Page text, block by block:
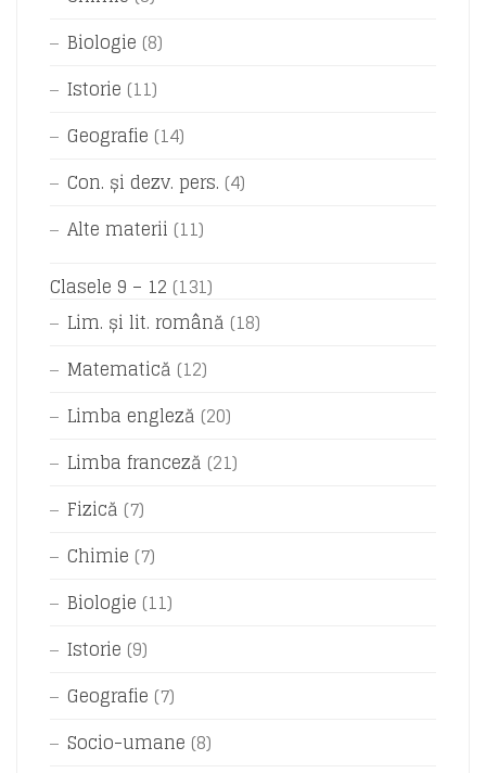
Biologie (8)
Istorie (11)
Geografie (14)
Con. și dezv. pers. (4)
Alte materii (11)
Clasele 9 – 12 (131)
Lim. și lit. română (18)
Matematică (12)
Limba engleză (20)
Limba franceză (21)
Fizică (7)
Chimie (7)
Biologie (11)
Istorie (9)
Geografie (7)
Socio-umane (8)